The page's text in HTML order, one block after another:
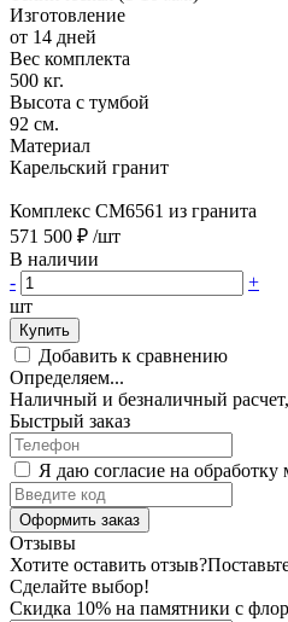
Изготовление
от 14 дней
Вес комплекта
500 кг.
Высота с тумбой
92 см.
Материал
Карельский гранит
Комплекс CM6561 из гранита
571 500 ₽ /шт
В наличии
-
+
шт
Купить
Добавить к сравнению
Определяем...
Наличный и безналичный
Быстрый заказ
Я даю согласие на
Оформить заказ
Отзывы
Хотите оставить отзыв?
Сделайте выбор!
Скидка 10% на памятники с